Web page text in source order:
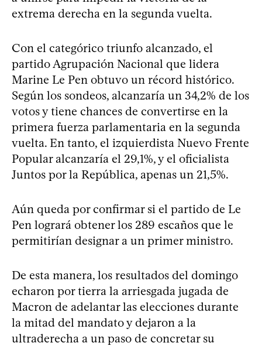
extrema derecha en la segunda vuelta.
Con el categórico triunfo alcanzado, el
partido Agrupación Nacional que lidera
Marine Le Pen obtuvo un récord histórico.
Según los sondeos, alcanzaría un 34,2% de los
votos y tiene chances de convertirse en la
primera fuerza parlamentaria en la segunda
vuelta. En tanto, el izquierdista Nuevo Frente
Popular alcanzaría el 29,1%, y el oficialista
Juntos por la República, apenas un 21,5%.
Aún queda por confirmar si el partido de Le
Pen logrará obtener los 289 escaños que le
permitirían designar a un primer ministro.
De esta manera, los resultados del domingo
echaron por tierra la arriesgada jugada de
Macron de adelantar las elecciones durante
la mitad del mandato y dejaron a la
ultraderecha a un paso de concretar su